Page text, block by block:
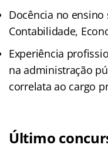
Docência no
Contabilidade,
Experiência
na administração
correlata ao cargo
Último